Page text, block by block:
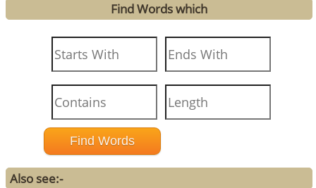
Find Words which
Also see:-